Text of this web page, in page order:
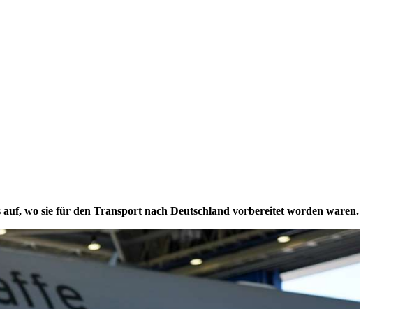
wo sie für den Transport nach Deutschland vorbereitet worden waren.